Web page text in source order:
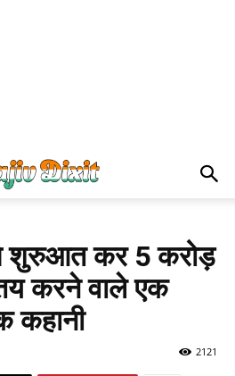
शुरुआत कर 5 करोड़
करने वाले एक
कहानी
2121